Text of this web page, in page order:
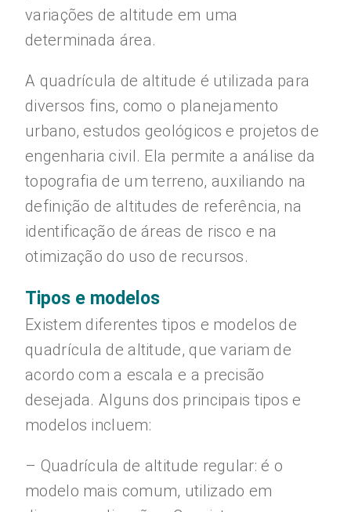
variações de altitude em uma
determinada área.
A quadrícula de altitude é utilizada para
diversos fins, como o planejamento
urbano, estudos geológicos e projetos de
engenharia civil. Ela permite a análise da
topografia de um terreno, auxiliando na
definição de altitudes de referência, na
identificação de áreas de risco e na
otimização do uso de recursos.
Tipos e modelos
Existem diferentes tipos e modelos de
quadrícula de altitude, que variam de
acordo com a escala e a precisão
desejada. Alguns dos principais tipos e
modelos incluem:
– Quadrícula de altitude regular: é o
modelo mais comum, utilizado em